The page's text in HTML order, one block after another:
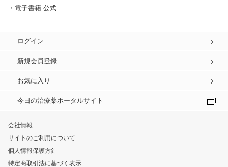
・電子書籍 公式
ログイン
新規会員登録
お気に入り
今日の治療薬ポータルサイト
会社情報
サイトのご利用について
個人情報保護方針
特定商取引法に基づく表示